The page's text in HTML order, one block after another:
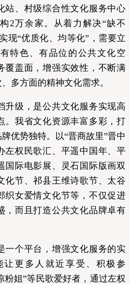
站、村级综合性文化服务中心
2万余家。从着力解决“缺不
现“优质化、均等化”，需要立
特色、有品位的公共文化空
覆盖面，增强实效性，不断满
多方面的精神文化需求。
级，是公共文化服务实现高
。我省文化资源丰富多彩，打
优势独特。以“晋商故里”晋中
左权民歌汇、平遥中国年、平
国际电影展、灵石国际版画双
化节、祁县王维诗歌节、太谷
织女爱情文化节等，不仅促进
，而且打造公共文化品牌卓有
个平台，增强文化服务的实
让更多人就近享受、积极参
粉姐”等民歌爱好者，通过左权